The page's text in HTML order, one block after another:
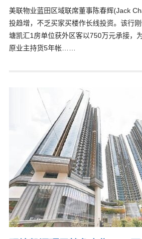
美联物业蓝田区域联席董事陈春辉(Jack
投趋增，不乏买家买楼作长线投资。该行
塘凯汇1房单位获外区客以750万元承接，
原业主持货5年帐……